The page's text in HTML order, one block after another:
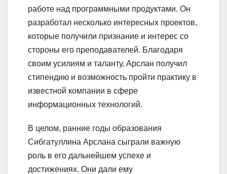
работе над программными продуктами. Он
разработал несколько интересных проектов,
которые получили признание и интерес со
стороны его преподавателей. Благодаря
своим усилиям и таланту, Арслан получил
стипендию и возможность пройти практику в
известной компании в сфере
информационных технологий.
В целом, ранние годы образования
Сибгатуллина Арслана сыграли важную
роль в его дальнейшем успехе и
достижениях. Они дали ему